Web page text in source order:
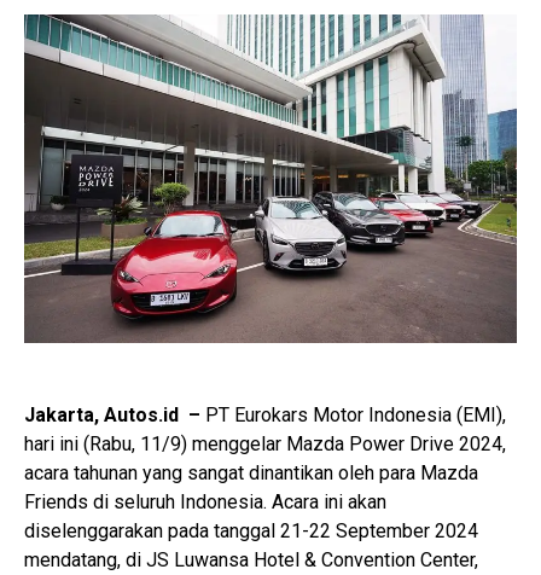
Jakarta, Autos.id – PT Eurokars Motor Indonesia (EMI),
hari ini (Rabu, 11/9) menggelar Mazda Power Drive 2024,
acara tahunan yang sangat dinantikan oleh para Mazda
Friends di seluruh Indonesia. Acara ini akan
diselenggarakan pada tanggal 21-22 September 2024
mendatang, di JS Luwansa Hotel & Convention Center,